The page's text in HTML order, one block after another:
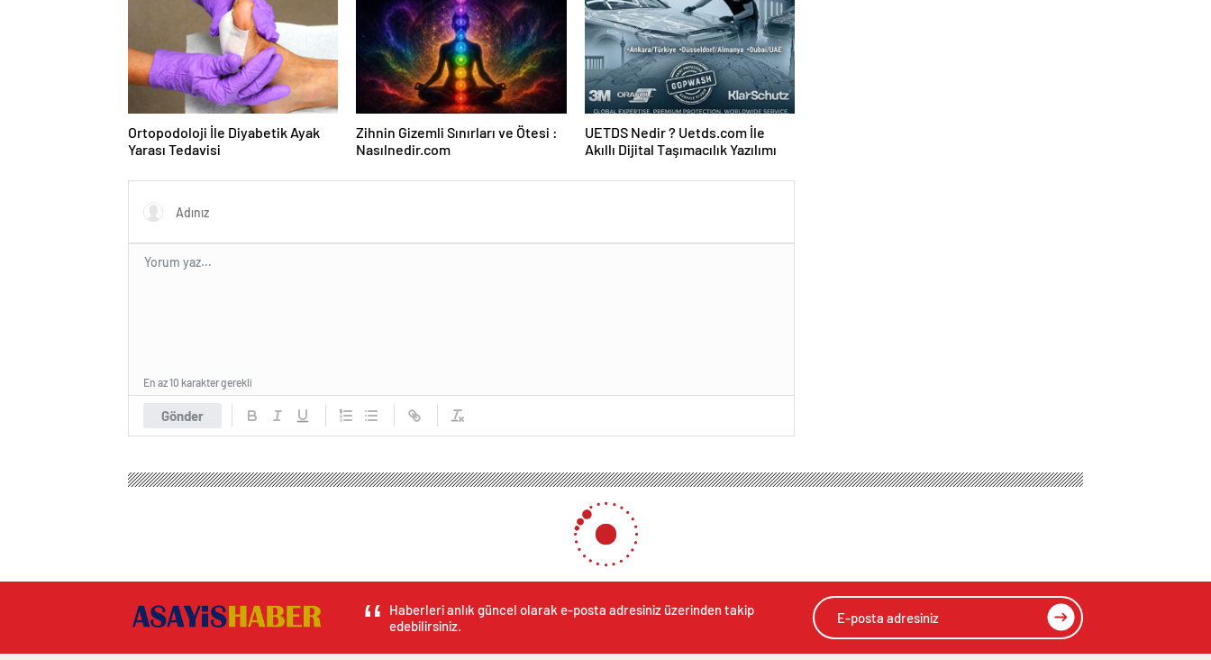
Ortopodoloji İle Diyabetik Ayak
Yarası Tedavisi
Zihnin Gizemli Sınırları ve Ötesi :
Nasılnedir.com
UETDS Nedir ? Uetds.com İle
Akıllı Dijital Taşımacılık Yazılımı
Gönder
En az 10 karakter gerekli
Haberleri anlık güncel olarak e-posta adresiniz üzerinden takip
edebilirsiniz.